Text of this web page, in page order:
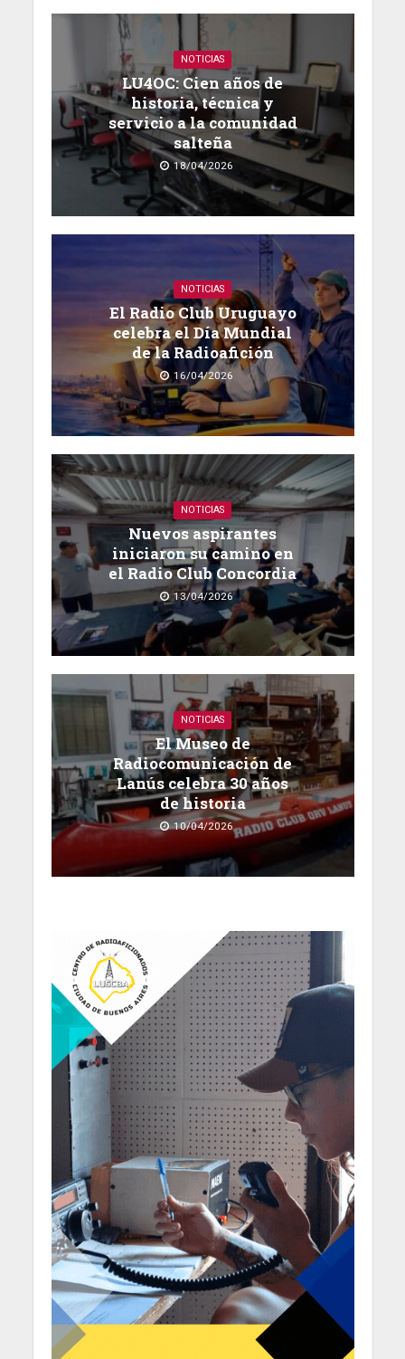
NOTICIAS
LU4OC: Cien años de
historia, técnica y
servicio a la comunidad
salteña
18/04/2026
NOTICIAS
El Radio Club Uruguayo
celebra el Día Mundial
de la Radioafición
16/04/2026
NOTICIAS
Nuevos aspirantes
iniciaron su camino en
el Radio Club Concordia
13/04/2026
NOTICIAS
El Museo de
Radiocomunicación de
Lanús celebra 30 años
de historia
10/04/2026